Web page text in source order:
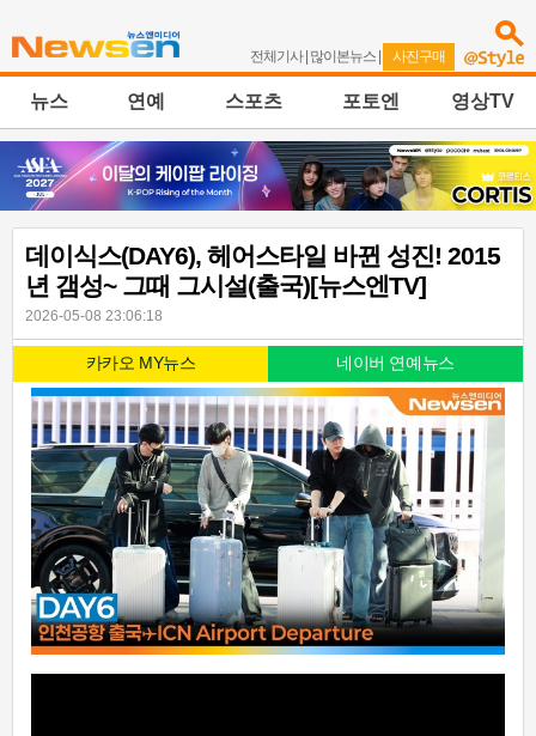
전체기사| 많이본뉴스 | 사진구매
뉴스 연예 스포츠 포토엔 영상TV
데이식스(DAY6), 헤어스타일 바뀐 성진! 2015
년 갬성~ 그때 그시설(출국)[뉴스엔TV]
2026-05-08 23:06:18
카카오 MY뉴스 네이버 연예뉴스